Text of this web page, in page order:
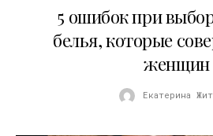
5 ошибок при
белья, которые
женщин
Екатерина